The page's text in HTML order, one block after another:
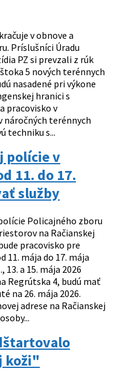
v obnove a
Príslušníci Úradu
PZ si prevzali z rúk
5 nových terénnych
nasadené pri výkone
hranici s
pracovisko v
náročných terénnych
techniku s...
polície v
11. do 17.
služby
Policajného zboru
na Račianskej
pracovisko pre
11. mája do 17. mája
13. a 15. mája 2026
Regrútska 4, budú mať
na 26. mája 2026.
adrese na Račianskej
koži"